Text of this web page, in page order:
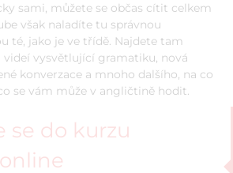
sami, můžete se občas cítit celkem
však naladíte tu správnou
té, jako je ve třídě. Najdete tam
videí vysvětlující gramatiku, nová
konverzace a mnoho dalšího, na co
se vám může v angličtině hodit.
se do kurzu